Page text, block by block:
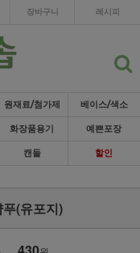
장바구니 레시피
원재료/첨가제 베이스/색소
화장품용기 예쁜포장
캔들 할인
(유포지)